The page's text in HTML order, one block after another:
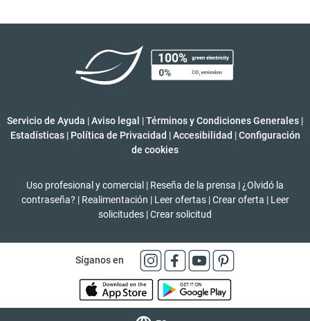
Servicio de Ayuda |Aviso legal |Términos y Condiciones Generales |
Estadísticas | Política de Privacidad | Accesibilidad | Configuración
de cookies
Uso profesional y comercial | Reseña de la prensa | ¿Olvidó la
contraseña? | Realimentación | Leer ofertas | Crear oferta | Leer
solicitudes |Crear solicitud
Síganos en